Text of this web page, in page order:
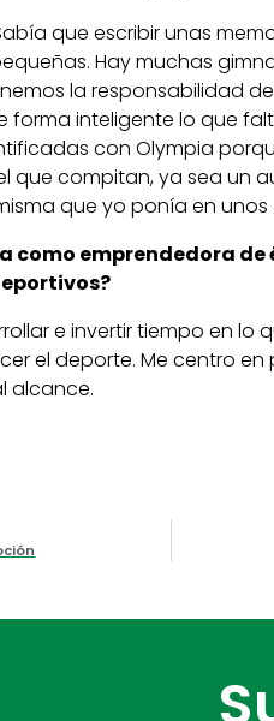
que escribir unas
Hay muchas
la responsabilidad
forma inteligente lo que
con Olympia
que compitan, ya sea un
que yo ponía en
como emprendedora de
e invertir tiempo en lo
el deporte. Me centro
alcance.